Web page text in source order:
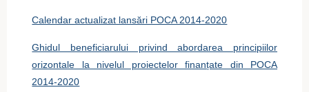
Calendar actualizat lansări POCA 2014-2020
Ghidul beneficiarului privind abordarea principiilor
orizontale la nivelul proiectelor finanțate din POCA
2014-2020